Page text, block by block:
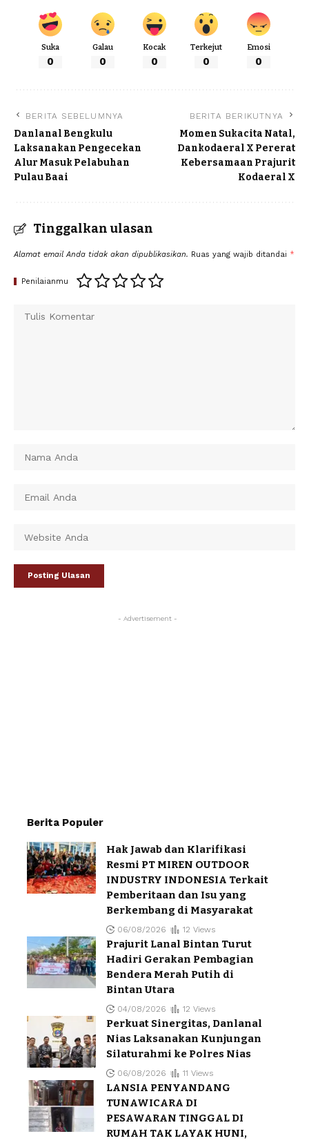
Suka
0
Galau
0
Kocak
0
Terkejut
0
Emosi
0
BERITA SEBELUMNYA
Danlanal Bengkulu
Laksanakan Pengecekan
Alur Masuk Pelabuhan
Pulau Baai
BERITA BERIKUTNYA
Momen Sukacita Natal,
Dankodaeral X Pererat
Kebersamaan Prajurit
Kodaeral X
Tinggalkan ulasan
Alamat email Anda tidak akan dipublikasikan. Ruas yang wajib ditandai *
Penilaianmu
- Advertisement -
Berita Populer
Hak Jawab dan Klarifikasi
Resmi PT MIREN OUTDOOR
INDUSTRY INDONESIA Terkait
Pemberitaan dan Isu yang
Berkembang di Masyarakat
06/08/2026 12 Views
Prajurit Lanal Bintan Turut
Hadiri Gerakan Pembagian
Bendera Merah Putih di
Bintan Utara
04/08/2026 12 Views
Perkuat Sinergitas, Danlanal
Nias Laksanakan Kunjungan
Silaturahmi ke Polres Nias
06/08/2026 11 Views
LANSIA PENYANDANG
TUNAWICARA DI
PESAWARAN TINGGAL DI
RUMAH TAK LAYAK HUNI,